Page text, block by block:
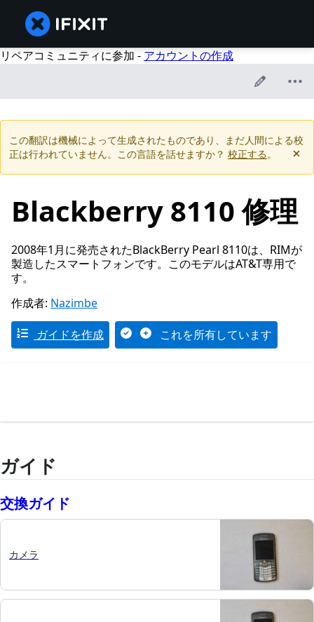
リペアコミュニティに参加 - アカウントの作成
この翻訳は機械によって生成されたものであり、まだ人間による校
正は行われていません。この言語を話せますか？ 校正する。
Blackberry 8110 修理
2008年1月に発売されたBlackBerry Pearl 8110は、RIMが
製造したスマートフォンです。このモデルはAT&T専用で
す。
作成者: Nazimbe
ガイドを作成 これを所有しています
ガイド
交換ガイド
カメラ